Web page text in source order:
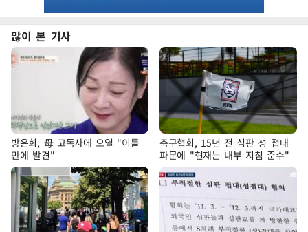
많이 본 기사
방은희, 母 고독사에 오열 "이틀
만에 발견"
축구협회, 15년 전 심판 성 접대
파문에 "현재는 내부 지침 준수"